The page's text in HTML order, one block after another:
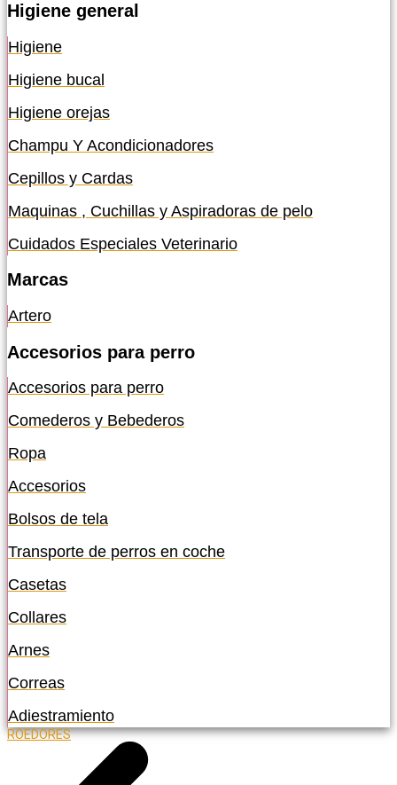
Higiene general
Higiene
Higiene bucal
Higiene orejas
Champu Y Acondicionadores
Cepillos y Cardas
Maquinas , Cuchillas y Aspiradoras de pelo
Cuidados Especiales Veterinario
Marcas
Artero
Accesorios para perro
Accesorios para perro
Comederos y Bebederos
Ropa
Accesorios
Bolsos de tela
Transporte de perros en coche
Casetas
Collares
Arnes
Correas
Adiestramiento
ROEDORES